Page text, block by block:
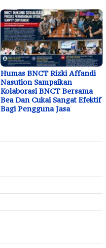
Humas BNCT Rizki Affandi
Nasution Sampaikan
Kolaborasi BNCT Bersama
Bea Dan Cukai Sangat Efektif
Bagi Pengguna Jasa